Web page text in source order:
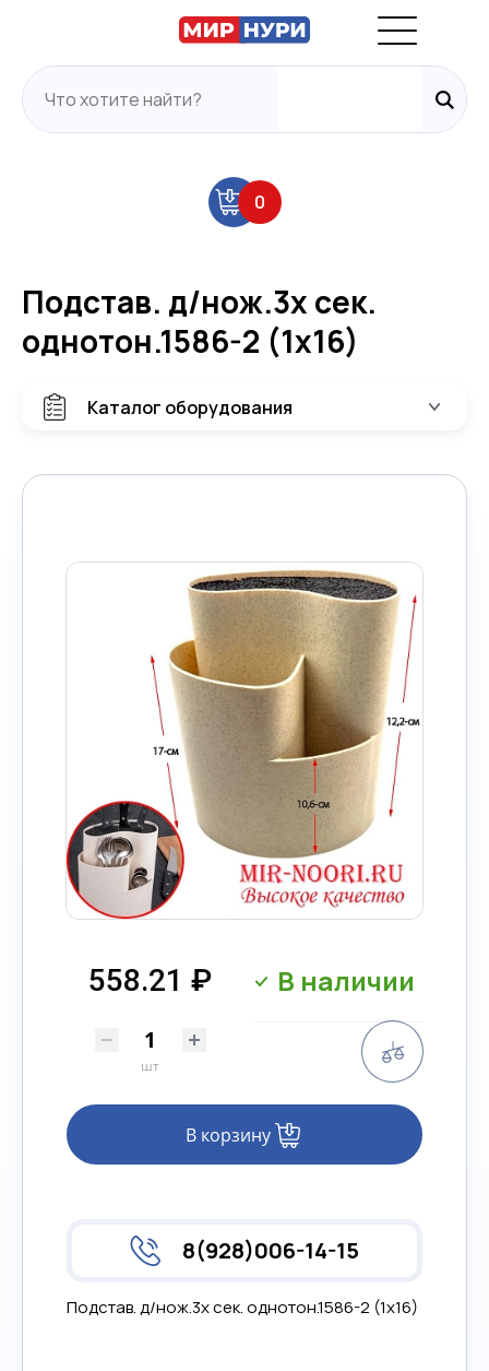
0
Подстав. д/нож.3х сек.
однотон.1586-2 (1х16)
558.21 ₽
шт
В корзину
В наличии
8(928)006-14-15
Подстав. д/нож.3х сек. однотон.1586-2 (1х16)